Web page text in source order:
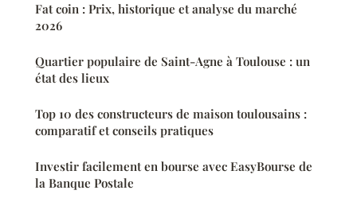
Fat coin : Prix, historique et analyse du marché
2026
Quartier populaire de Saint-Agne à Toulouse : un
état des lieux
Top 10 des constructeurs de maison toulousains :
comparatif et conseils pratiques
Investir facilement en bourse avec EasyBourse de
la Banque Postale